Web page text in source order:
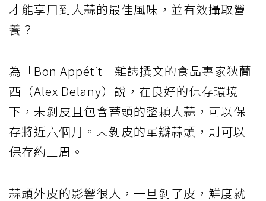
才能享用到大蒜的最佳風味，並有效攝取營
養？
為「Bon Appétit」雜誌撰文的食品專家狄蘭
西（Alex Delany）說，在良好的保存環境
下，未剝皮且包含蒂頭的整顆大蒜，可以保
存將近六個月。未剝皮的單瓣蒜頭，則可以
保存約三周。
蒜頭外皮的影響很大，一旦剝了皮，鮮度就